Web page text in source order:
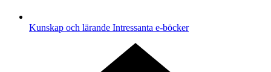
Kunskap och lärande Intressanta e-böcker